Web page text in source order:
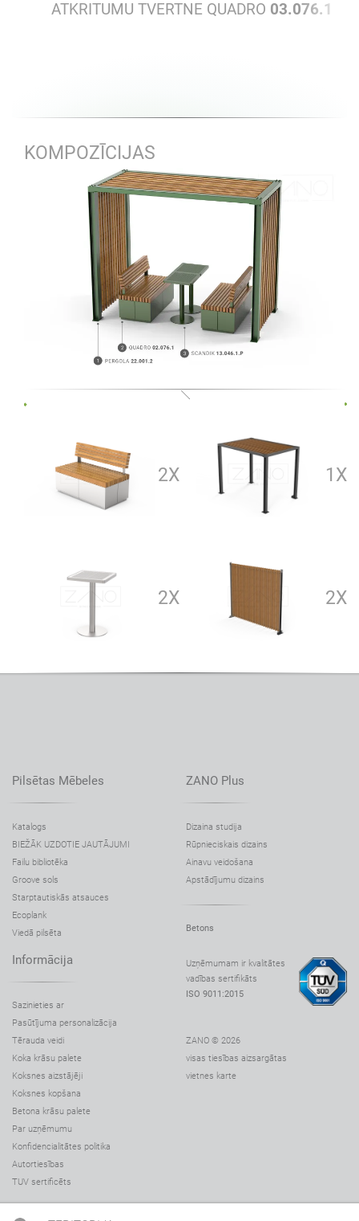
ATKRITUMU TVERTNE QUADRO 03.076.1
KOMPOZĪCIJAS
2X
2X
1X
2X
Pilsētas Mēbeles
Katalogs
BIEŽĀK UZDOTIE JAUTĀJUMI
Failu bibliotēka
Groove sols
Starptautiskās atsauces
Ecoplank
Viedā pilsēta
ZANO Plus
Dizaina studija
Rūpnieciskais dizains
Ainavu veidošana
Apstādījumu dizains
Betons
Informācija
Sazinieties ar
Pasūtījuma personalizācija
Tērauda veidi
Koka krāsu palete
Koksnes aizstājēji
Koksnes kopšana
Betona krāsu palete
Par uzņēmumu
Konfidencialitātes politika
Autortiesības
TUV sertificēts
Uzņēmumam ir kvalitātes
vadības sertifikāts
ISO 9011:2015
ZANO © 2026
visas tiesības aizsargātas
vietnes karte